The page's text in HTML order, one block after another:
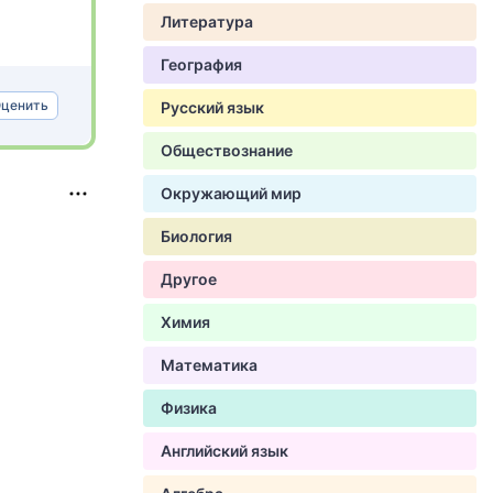
Литература
География
Русский язык
Обществознание
Окружающий мир
Биология
Другое
Химия
Математика
Физика
Английский язык